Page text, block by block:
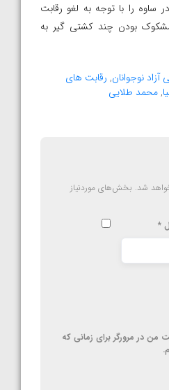
ساوه را با توجه به لغو رقابت
بودن چند کشتی گیر به
نوجوانان, رقابت های
,محمد طلایی
شد. بخش‌های موردنیاز
*
من در مرورگر برای زمانی که